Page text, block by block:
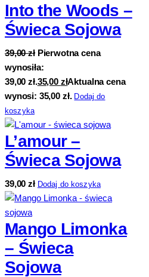
Into the Woods –
Świeca Sojowa
39,00zł Pierwotna cena
wynosiła:
39,00 zł.35,00 złAktualna cena
wynosi: 35,00 zł. Dodaj do
koszyka
L’amour –
Świeca Sojowa
39,00zł Dodaj do koszyka
Mango Limonka
– Świeca
Sojowa